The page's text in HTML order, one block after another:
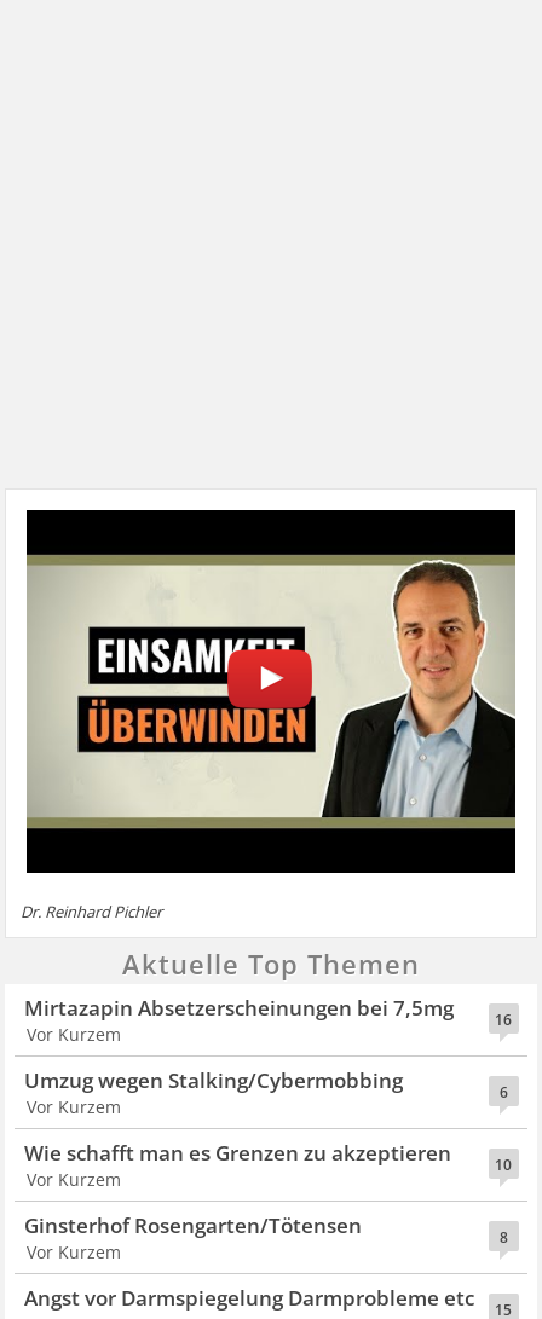
Dr. Reinhard Pichler
Aktuelle Top Themen
16
Mirtazapin Absetzerscheinungen bei 7,5mg
Vor Kurzem
6
Umzug wegen Stalking/Cybermobbing
Vor Kurzem
10
Wie schafft man es Grenzen zu akzeptieren
Vor Kurzem
8
Ginsterhof Rosengarten/Tötensen
Vor Kurzem
15
Angst vor Darmspiegelung Darmprobleme etc